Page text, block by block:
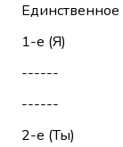
Единственное
1-е (Я)
------
------
2-е (Ты)